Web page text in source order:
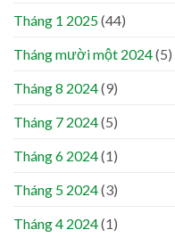
Tháng 1 2025(44)
Tháng mười một 2024(5)
Tháng 8 2024(9)
Tháng 7 2024(5)
Tháng 6 2024(1)
Tháng 5 2024(3)
Tháng 4 2024(1)